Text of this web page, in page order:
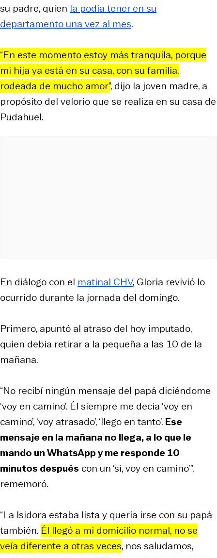
su padre, quien la podía tener en su
departamento una vez al mes.
“En este momento estoy más tranquila, porque
mi hija ya está en su casa, con su familia,
rodeada de mucho amor”, dijo la joven madre, a
propósito del velorio que se realiza en su casa de
Pudahuel.
En diálogo con el matinal CHV, Gloria revivió lo
ocurrido durante la jornada del domingo.
Primero, apuntó al atraso del hoy imputado,
quien debía retirar a la pequeña a las 10 de la
mañana.
“No recibí ningún mensaje del papá diciéndome
‘voy en camino’. Él siempre me decía ‘voy en
camino’, ‘voy atrasado’, ‘llego en tanto’. Ese
mensaje en la mañana no llega, a lo que le
mando un WhatsApp y me responde 10
minutos después con un ‘sí, voy en camino’”,
rememoró.
“La Isidora estaba lista y quería irse con su papá
también. Él llegó a mi domicilio normal, no se
veía diferente a otras veces, nos saludamos,